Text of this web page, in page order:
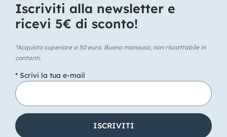
Iscriviti alla newsletter e
ricevi 5€ di sconto!​
*Acquisto superiore a 50 euro. Buono monouso, non riscattabile in
contanti.
* Scrivi la tua e-mail